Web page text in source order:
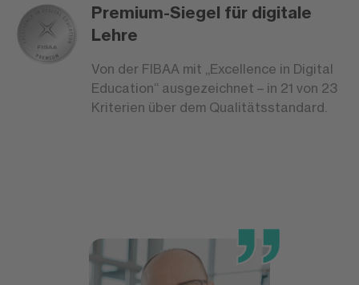
Premium-Siegel für digitale
Lehre
Von der FIBAA mit „Excellence in Digital
Education“ ausgezeichnet – in 21 von 23
Kriterien über dem Qualitätsstandard.